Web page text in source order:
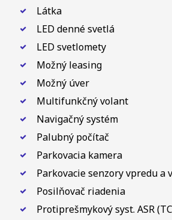
Látka
LED denné svetlá
LED svetlomety
Možný leasing
Možný úver
Multifunkčný volant
Navigačný systém
Palubný počítač
Parkovacia kamera
Parkovacie senzory vpredu a
Posilňovač riadenia
Protiprešmykový syst. ASR